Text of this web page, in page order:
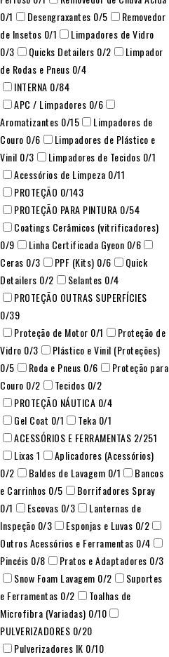
0/1 Desengraxantes 0/5
Removedor
de Insetos 0/1
Limpadores de Vidro
0/3 Quicks Detailers 0/2
Limpador
de Rodas e Pneus 0/4
INTERNA 0/84
APC / Limpadores 0/6
Aromatizantes 0/15
Limpadores de
Couro 0/6
Limpadores de Plástico e
Vinil 0/3 Limpadores de Tecidos 0/1
Acessórios de Limpeza 0/11
PROTEÇÃO 0/143
PROTEÇÃO PARA PINTURA 0/54
Coatings Cerâmicos (vitrificadores)
0/9 Linha Certificada Gyeon 0/6
Ceras 0/3 PPF (Kits) 0/6
Quick
Detailers 0/2 Selantes 0/4
PROTEÇÃO OUTRAS SUPERFÍCIES
0/39
Proteção de Motor 0/1
Proteção de
Vidro 0/3
Plástico e Vinil (Proteções)
0/5 Roda e Pneus 0/6
Proteção para
Couro 0/2 Tecidos 0/2
PROTEÇÃO NÁUTICA 0/4
Gel Coat 0/1 Teka 0/1
ACESSÓRIOS E FERRAMENTAS 2/251
Lixas1
Aplicadores (Acessórios)
0/2 Baldes de Lavagem 0/1
Bancos
e Carrinhos 0/5
Borrifadores Spray
0/1 Escovas 0/3
Lanternas de
Inspeção 0/3 Esponjas e Luvas 0/2
Outros Acessórios e Ferramentas 0/4
Pincéis 0/8 Pratos e Adaptadores 0/3
Snow Foam Lavagem 0/2
Suportes
e Ferramentas 0/2
Toalhas de
Microfibra (Variadas) 0/10
PULVERIZADORES 0/20
Pulverizadores IK 0/10